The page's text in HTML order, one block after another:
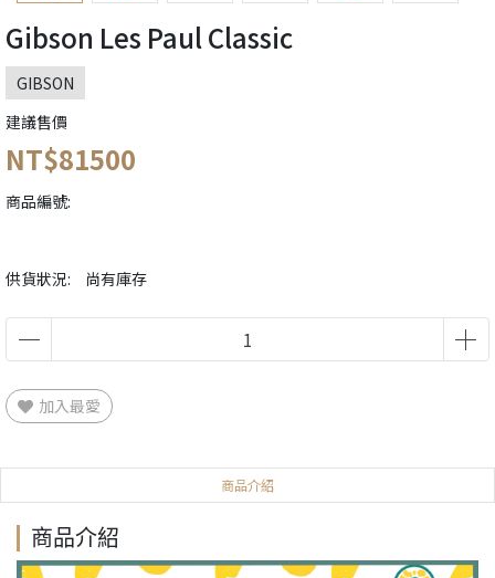
Gibson Les Paul Classic
GIBSON
建議售價
NT$81500
商品編號:
供貨狀況: 尚有庫存
加入最愛
商品介紹
商品介紹